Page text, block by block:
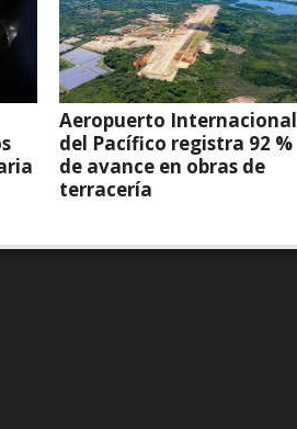
Aeropuerto Internacional
del Pacífico registra 92 %
de avance en obras de
terracería